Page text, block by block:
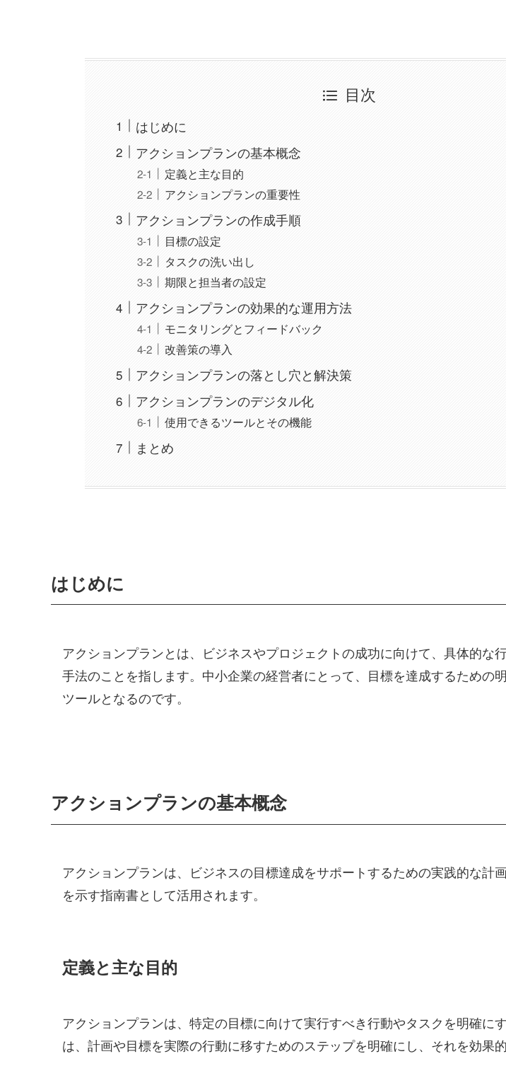
目次
はじめに
アクションプランの基本概念
定義と主な目的
アクションプランの重要性
アクションプランの作成手順
目標の設定
タスクの洗い出し
期限と担当者の設定
アクションプランの効果的な運用方法
モニタリングとフィードバック
改善策の導入
アクションプランの落とし穴と解決策
アクションプランのデジタル化
使用できるツールとその機能
まとめ
はじめに
アクションプランとは、ビジネスやプロジェクトの成功に向けて、具体的な
手法のことを指します。中小企業の経営者にとって、目標を達成するための
ツールとなるのです。
アクションプランの基本概念
アクションプランは、ビジネスの目標達成をサポートするための実践的な計
を示す指南書として活用されます。
定義と主な目的
アクションプランは、特定の目標に向けて実行すべき行動やタスクを明確に
は、計画や目標を実際の行動に移すためのステップを明確にし、それを効果